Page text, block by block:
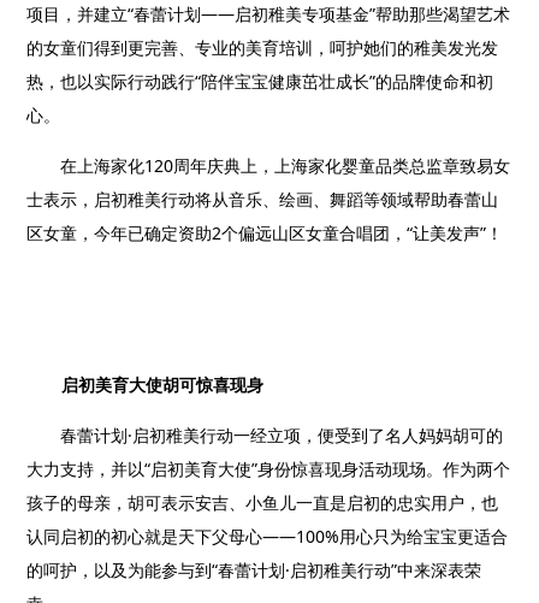
项目，并建立“春蕾计划——启初稚美专项基金”帮助那些渴望艺术
的女童们得到更完善、专业的美育培训，呵护她们的稚美发光发
热，也以实际行动践行“陪伴宝宝健康茁壮成长”的品牌使命和初
心。
在上海家化120周年庆典上，上海家化婴童品类总监章致易女
士表示，启初稚美行动将从音乐、绘画、舞蹈等领域帮助春蕾山
区女童，今年已确定资助2个偏远山区女童合唱团，“让美发声”！
启初美育大使胡可惊喜现身
春蕾计划·启初稚美行动一经立项，便受到了名人妈妈胡可的
大力支持，并以“启初美育大使”身份惊喜现身活动现场。作为两个
孩子的母亲，胡可表示安吉、小鱼儿一直是启初的忠实用户，也
认同启初的初心就是天下父母心——100%用心只为给宝宝更适合
的呵护，以及为能参与到“春蕾计划·启初稚美行动”中来深表荣